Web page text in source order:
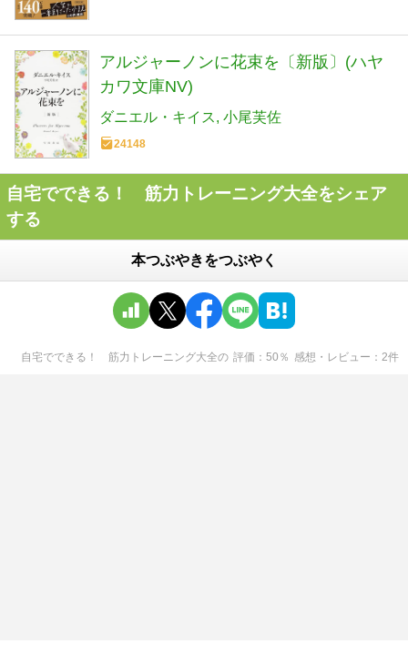
アルジャーノンに花束を〔新版〕(ハヤ
カワ文庫NV)
ダニエル・キイス 小尾芙佐
24148
自宅でできる！ 筋力トレーニング大全をシェア
する
本つぶやきをつぶやく
自宅でできる！ 筋力トレーニング大全の 評価 50 ％ 感想・レビュー 2件